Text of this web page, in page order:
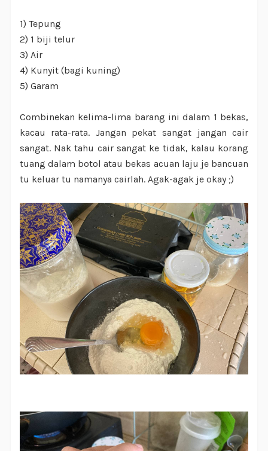
1) Tepung
2) 1 biji telur
3) Air
4) Kunyit (bagi kuning)
5) Garam
Combinekan kelima-lima barang ini dalam 1 bekas,
kacau rata-rata. Jangan pekat sangat jangan cair
sangat. Nak tahu cair sangat ke tidak, kalau korang
tuang dalam botol atau bekas acuan laju je bancuan
tu keluar tu namanya cairlah. Agak-agak je okay ;)